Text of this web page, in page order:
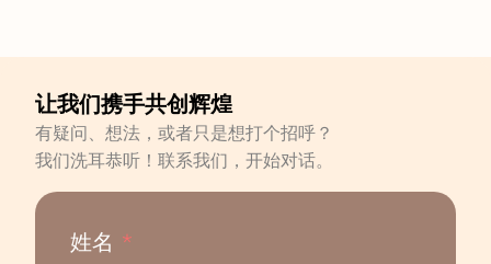
让我们携手共创辉煌
有疑问、想法，或者只是想打个招呼？
我们洗耳恭听！联系我们，开始对话。
姓名